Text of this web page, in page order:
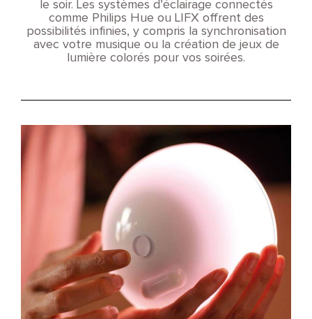
le soir. Les systèmes d’éclairage connectés
comme Philips Hue ou LIFX offrent des
possibilités infinies, y compris la synchronisation
avec votre musique ou la création de jeux de
lumière colorés pour vos soirées.